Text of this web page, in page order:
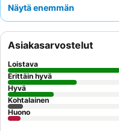
lastenkerho ja spa
kattavaa
jokaiselle päivälle. Niille,
tarkemmin,
kaupunkiin on erittäin
Näytä enemmän
Asiakasarvostelut
Loistava
Erittäin hyvä
Hyvä
Kohtalainen
Huono